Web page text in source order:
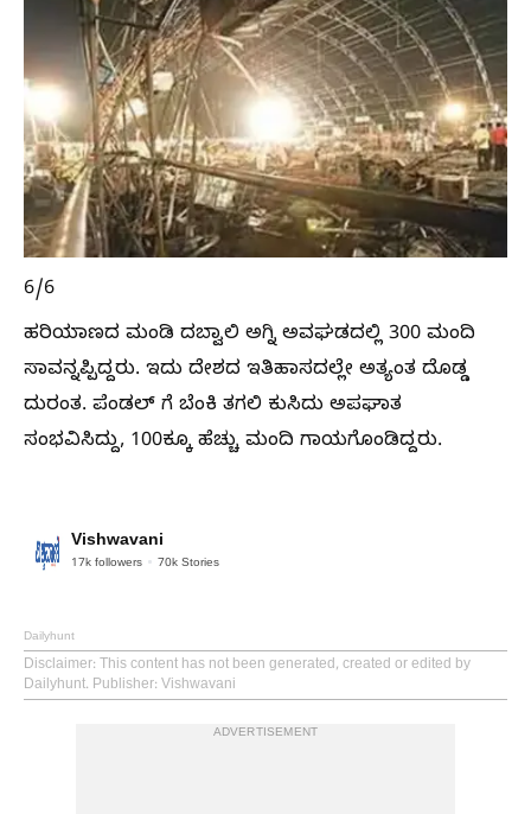
6/6
ಹರಿಯಾಣದ ಮಂಡಿ ದಬ್ವಾಲಿ ಅಗ್ನಿ ಅವಘಡದಲ್ಲಿ 300 ಮಂದಿ
ಸಾವನ್ನಪ್ಪಿದ್ದರು. ಇದು ದೇಶದ ಇತಿಹಾಸದಲ್ಲೇ ಅತ್ಯಂತ ದೊಡ್ಡ
ದುರಂತ. ಪೆಂಡಲ್ ಗೆ ಬೆಂಕಿ ತಗಲಿ ಕುಸಿದು ಅಪಘಾತ
ಸಂಭವಿಸಿದ್ದು, 100ಕ್ಕೂ ಹೆಚ್ಚು ಮಂದಿ ಗಾಯಗೊಂಡಿದ್ದರು.
Vishwavani
17k followers 70k Stories
Dailyhunt
Disclaimer: This content has not been generated, created or edited by
Dailyhunt. Publisher: Vishwavani
ADVERTISEMENT